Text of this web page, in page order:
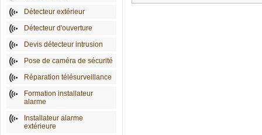
Détecteur extérieur
Détecteur d'ouverture
Devis détecteur intrusion
Pose de caméra de sécurité
Réparation télésurveillance
Formation installateur
alarme
Installateur alarme
extérieure